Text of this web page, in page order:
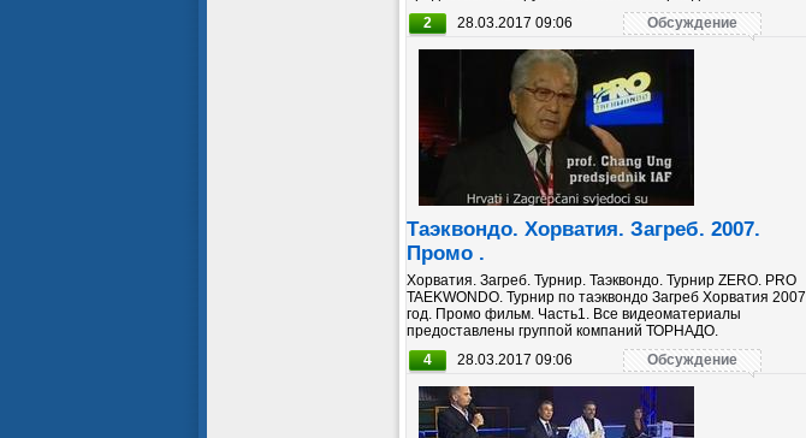
2
28.03.2017 09:06 Обсуждение
Таэквондо. Хорватия. Загреб. 2007.
Промо .
Хорватия. Загреб. Турнир. Таэквондо. Турнир ZERO. PRO
TAEKWONDO. Турнир по таэквондо Загреб Хорватия 2007
год. Промо фильм. Часть1. Все видеоматериалы
предоставлены группой компаний ТОРНАДО.
4
28.03.2017 09:06 Обсуждение